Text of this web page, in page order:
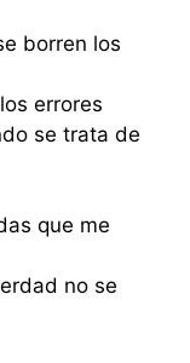
borren los
errores
se trata de
que me
no se